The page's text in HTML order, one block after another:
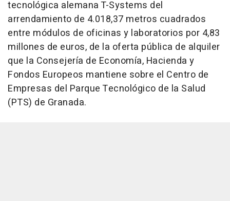
tecnológica alemana T-Systems del
arrendamiento de 4.018,37 metros cuadrados
entre módulos de oficinas y laboratorios por 4,83
millones de euros, de la oferta pública de alquiler
que la Consejería de Economía, Hacienda y
Fondos Europeos mantiene sobre el Centro de
Empresas del Parque Tecnológico de la Salud
(PTS) de Granada.